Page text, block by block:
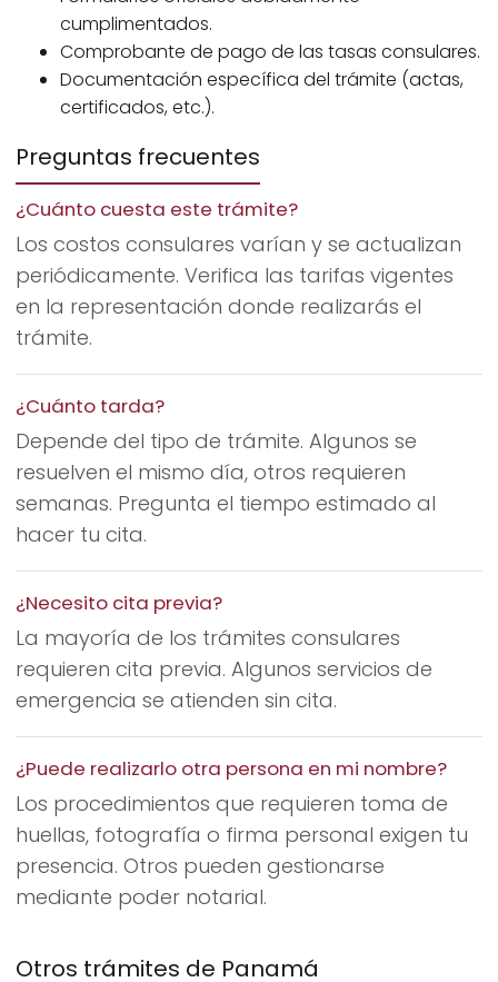
cumplimentados.
Comprobante de pago de las tasas consulares.
Documentación específica del trámite (actas,
certificados, etc.).
Preguntas frecuentes
¿Cuánto cuesta este trámite?
Los costos consulares varían y se actualizan
periódicamente. Verifica las tarifas vigentes
en la representación donde realizarás el
trámite.
¿Cuánto tarda?
Depende del tipo de trámite. Algunos se
resuelven el mismo día, otros requieren
semanas. Pregunta el tiempo estimado al
hacer tu cita.
¿Necesito cita previa?
La mayoría de los trámites consulares
requieren cita previa. Algunos servicios de
emergencia se atienden sin cita.
¿Puede realizarlo otra persona en mi nombre?
Los procedimientos que requieren toma de
huellas, fotografía o firma personal exigen tu
presencia. Otros pueden gestionarse
mediante poder notarial.
Otros trámites de Panamá